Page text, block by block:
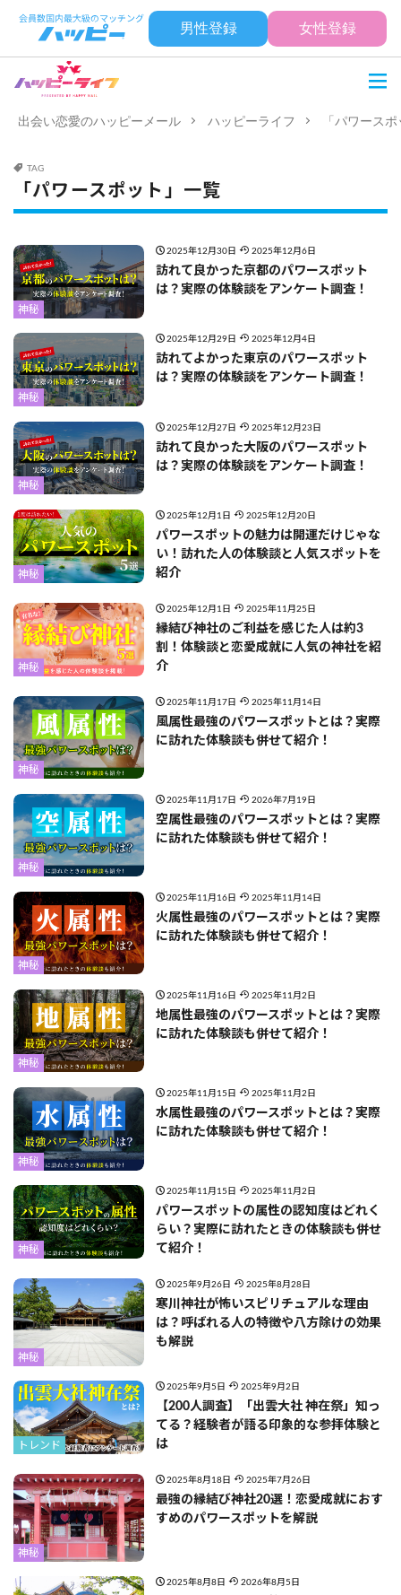
男性登録 女性登録
出会い恋愛のハッピーメール ハッピーライフ 「パワース
TAG
「パワースポット」一覧
神秘
2025年12月30日 2025年12月6日
訪れて良かった京都のパワースポット
は？実際の体験談をアンケート調査！
神秘
2025年12月29日 2025年12月4日
訪れてよかった東京のパワースポット
は？実際の体験談をアンケート調査！
神秘
2025年12月27日 2025年12月23日
訪れて良かった大阪のパワースポット
は？実際の体験談をアンケート調査！
神秘
2025年12月1日 2025年12月20日
パワースポットの魅力は開運だけじゃな
い！訪れた人の体験談と人気スポットを
紹介
神秘
2025年12月1日 2025年11月25日
縁結び神社のご利益を感じた人は約3
割！体験談と恋愛成就に人気の神社を紹
介
神秘
2025年11月17日 2025年11月14日
風属性最強のパワースポットとは？実際
に訪れた体験談も併せて紹介！
神秘
2025年11月17日 2026年7月19日
空属性最強のパワースポットとは？実際
に訪れた体験談も併せて紹介！
神秘
2025年11月16日 2025年11月14日
火属性最強のパワースポットとは？実際
に訪れた体験談も併せて紹介！
神秘
2025年11月16日 2025年11月2日
地属性最強のパワースポットとは？実際
に訪れた体験談も併せて紹介！
神秘
2025年11月15日 2025年11月2日
水属性最強のパワースポットとは？実際
に訪れた体験談も併せて紹介！
神秘
2025年11月15日 2025年11月2日
パワースポットの属性の認知度はどれく
らい？実際に訪れたときの体験談も併せ
て紹介！
神秘
2025年9月26日 2025年8月28日
寒川神社が怖いスピリチュアルな理由
は？呼ばれる人の特徴や八方除けの効果
も解説
トレンド
2025年9月5日 2025年9月2日
【200人調査】「出雲大社 神在祭」知っ
てる？経験者が語る印象的な参拝体験と
は
神秘
2025年8月18日 2025年7月26日
最強の縁結び神社20選！恋愛成就におす
すめのパワースポットを解説
2025年8月8日 2026年8月5日